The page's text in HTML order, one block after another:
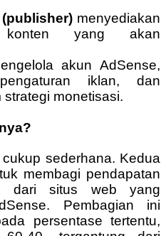
menyediakan
yang akan
akun AdSense,
iklan, dan
monetisasi.
sederhana. Kedua
membagi pendapatan
dari situs web yang
Pembagian ini
persentase tertentu,